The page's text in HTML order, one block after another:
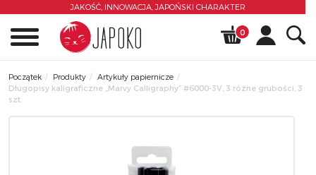
JAKOŚĆ, INNOWACJA, JAPOŃSKI CHARAKTER
0
Początek Produkty
Artykuły papiernicze
Długopisy kaligraficzne „Marvy Calligraphy” #6000-3V, 3 różne grubości, 3
szt.